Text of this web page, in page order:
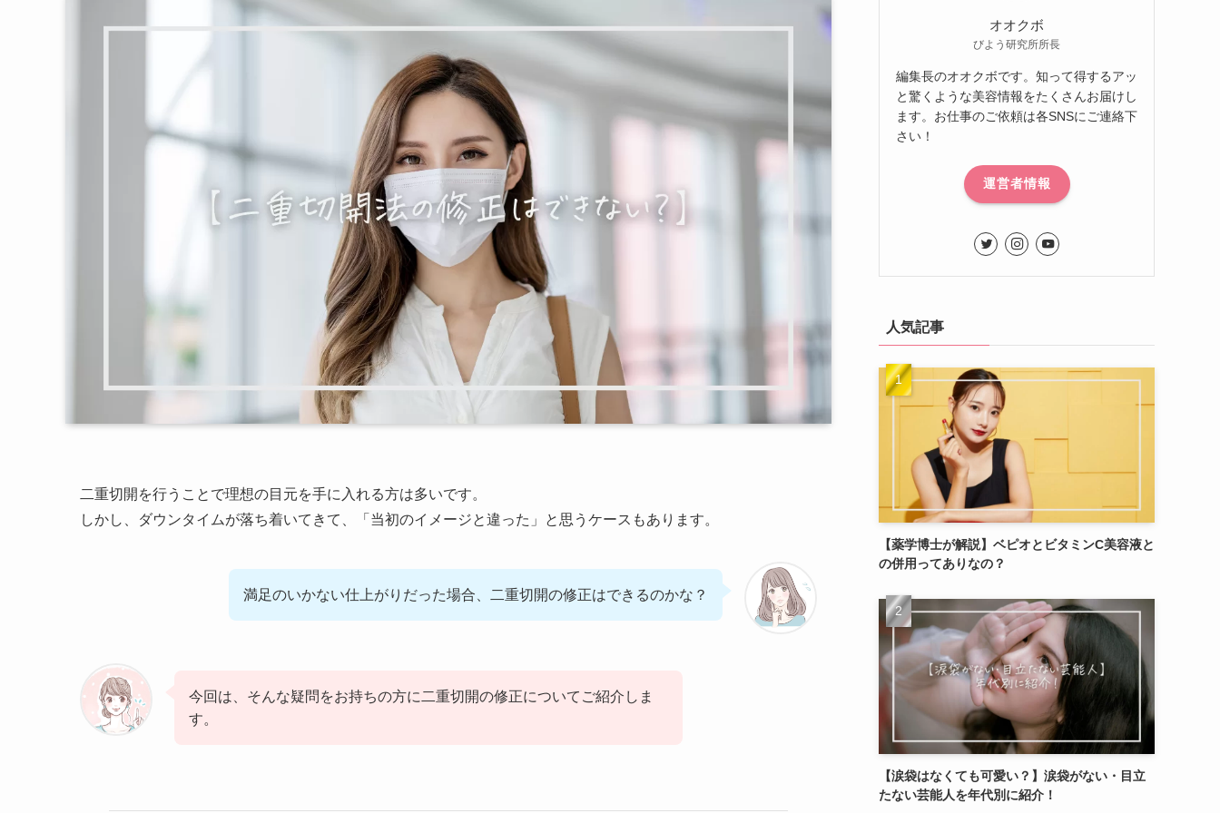
二重切開を行うことで理想の目元を手に入れる方は多いです。
しかし、ダウンタイムが落ち着いてきて、「当初のイメージと違った」と思うケースもあります。
満足のいかない仕上がりだった場合、二重切開の修正はできるのかな？
今回は、そんな疑問をお持ちの方に二重切開の修正についてご紹介しま
す。
オオクボ
びよう研究所所長
編集長のオオクボです。知って得するアッ
と驚くような美容情報をたくさんお届けし
ます。お仕事のご依頼は各SNSにご連絡下
さい！
運営者情報
人気記事
【薬学博士が解説】ベピオとビタミンC美容液と
の併用ってありなの？
【涙袋はなくても可愛い？】涙袋がない・目立
たない芸能人を年代別に紹介！